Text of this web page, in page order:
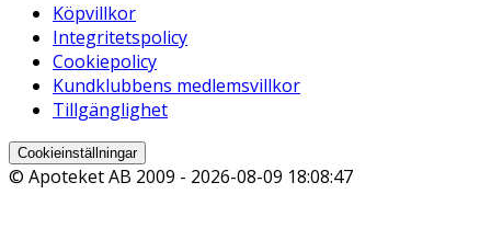
Köpvillkor
Integritetspolicy
Cookiepolicy
Kundklubbens medlemsvillkor
Tillgänglighet
Cookieinställningar
© Apoteket AB 2009 - 2026-08-09 18:08:47